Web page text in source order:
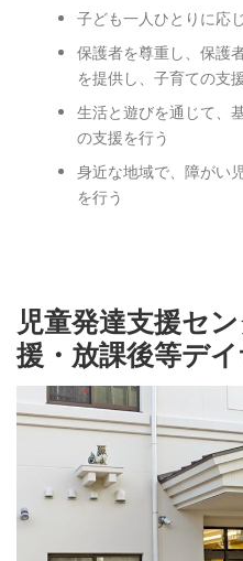
子ども一人ひとりに応
保護者を尊重し、保護
を提供し、子育ての支
生活と遊びを通じて、
の支援を行う
身近な地域で、障がい
を行う
児童発達支援セ
援・放課後等デ